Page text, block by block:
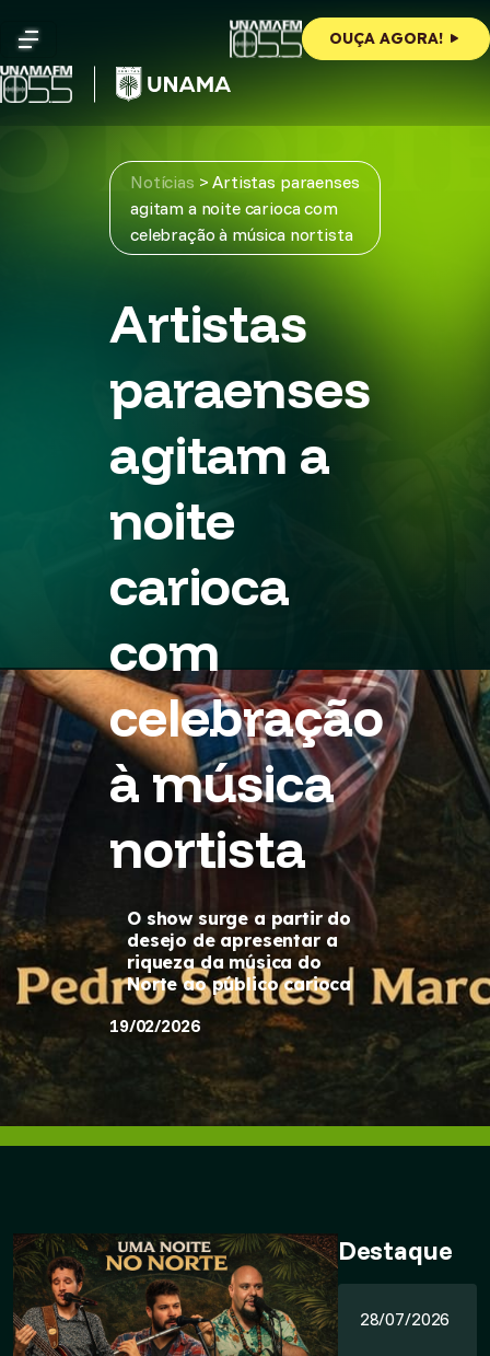
content
OUÇA AGORA!
Notícias >Artistas paraenses
agitam a noite carioca com
celebração à música nortista
Artistas
paraenses
agitam a
noite
carioca
com
celebração
à música
nortista
O show surge a partir do
desejo de apresentar a
riqueza da música do
Norte ao público carioca
19/02/2026
Destaque
28/07/2026